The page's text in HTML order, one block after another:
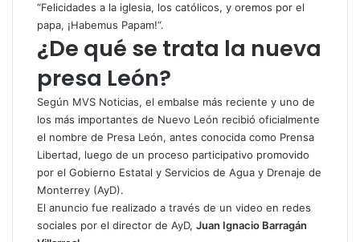
c
o
r
o
l
r
ó
n
“Felicidades a la iglesia, los católicos, y oremos por el
papa, ¡Habemus Papam!“.
¿De qué se trata la nueva
presa León?
Según MVS Noticias, el embalse más reciente y uno de
los más importantes de Nuevo León recibió oficialmente
el nombre de Presa León, antes conocida como Prensa
Libertad, luego de un proceso participativo promovido
por el Gobierno Estatal y Servicios de Agua y Drenaje de
Monterrey (AyD).
El anuncio fue realizado a través de un video en redes
sociales por el director de AyD, Juan Ignacio Barragán